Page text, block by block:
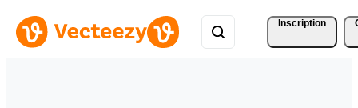
Inscription